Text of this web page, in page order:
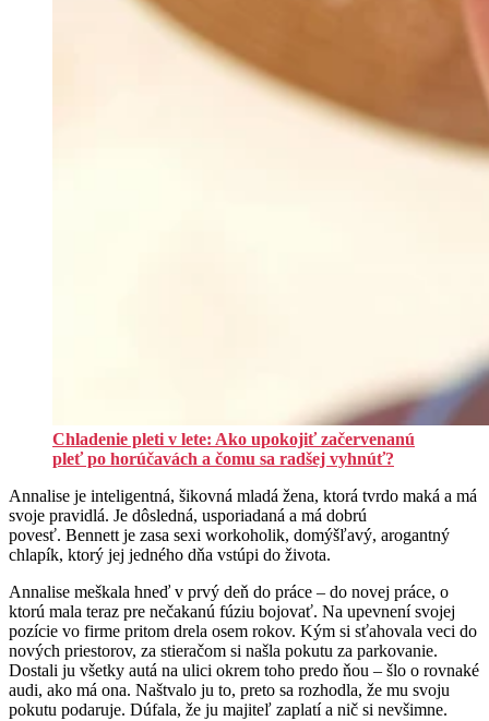
Chladenie pleti v lete: Ako upokojiť začervenanú
pleť po horúčavách a čomu sa radšej vyhnúť?
Annalise je inteligentná, šikovná mladá žena, ktorá tvrdo maká a má
svoje pravidlá. Je dôsledná, usporiadaná a má dobrú
povesť. Bennett je zasa sexi workoholik, domýšľavý, arogantný
chlapík, ktorý jej jedného dňa vstúpi do života.
Annalise meškala hneď v prvý deň do práce – do novej práce, o
ktorú mala teraz pre nečakanú fúziu bojovať. Na upevnení svojej
pozície vo firme pritom drela osem rokov. Kým si sťahovala veci do
nových priestorov, za stieračom si našla pokutu za parkovanie.
Dostali ju všetky autá na ulici okrem toho predo ňou – šlo o rovnaké
audi, ako má ona. Naštvalo ju to, preto sa rozhodla, že mu svoju
pokutu podaruje. Dúfala, že ju majiteľ zaplatí a nič si nevšimne.